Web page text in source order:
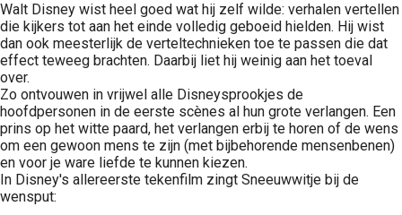
Walt Disney wist heel goed wat hij zelf wilde: verhalen vertellen
die kijkers tot aan het einde volledig geboeid hielden. Hij wist
dan ook meesterlijk de verteltechnieken toe te passen die dat
effect teweeg brachten. Daarbij liet hij weinig aan het toeval
over.
Zo ontvouwen in vrijwel alle Disneysprookjes de
hoofdpersonen in de eerste scènes al hun grote verlangen. Een
prins op het witte paard, het verlangen erbij te horen of de wens
om een gewoon mens te zijn (met bijbehorende mensenbenen)
en voor je ware liefde te kunnen kiezen.
In Disney's allereerste tekenfilm zingt Sneeuwwitje bij de
wensput: